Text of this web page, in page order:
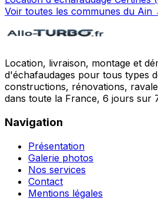
Voir toutes les communes du Ain
Location, livraison, montage et
d'échafaudages pour tous types
constructions, rénovations,
dans toute la France, 6 jours sur
Navigation
Présentation
Galerie photos
Nos services
Contact
Mentions légales